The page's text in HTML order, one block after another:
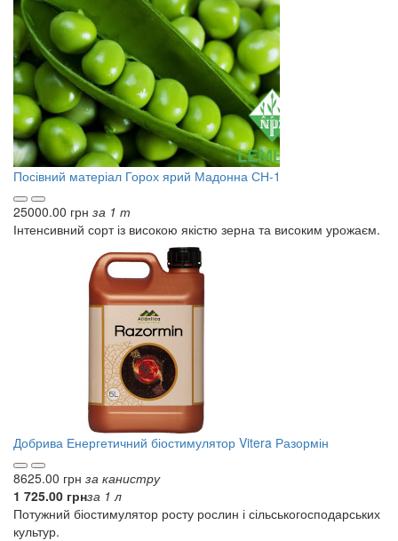
Посівний матеріал Горох ярий Мадонна СН-1
25000.00 грн за 1 т
Інтенсивний сорт із високою якістю зерна та високим урожаєм.
Добрива Енергетичний біостимулятор Vitera Разормін
8625.00 грн за канистру
1 725.00 грнза 1 л
Потужний біостимулятор росту рослин і сільськогосподарських
культур.